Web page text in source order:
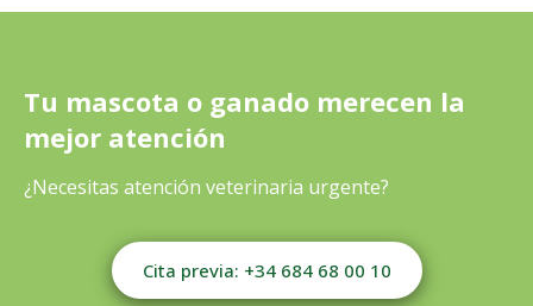
Tu mascota o ganado merecen la
mejor atención
¿Necesitas atención veterinaria urgente?
Cita previa: +34 684 68 00 10